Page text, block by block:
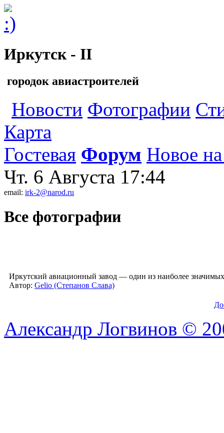
Иркутск - II
городок авиастроителей
Новости Фотографии
Карта
Гостевая Форум Новое на
Чт. 6 Августа 17:44
email: irk-2@narod.ru
Все фотографии
Иркутский авиационный завод — один из наиболее
Автор: Gelio (Степанов Слава)
Александр Логвинов ©